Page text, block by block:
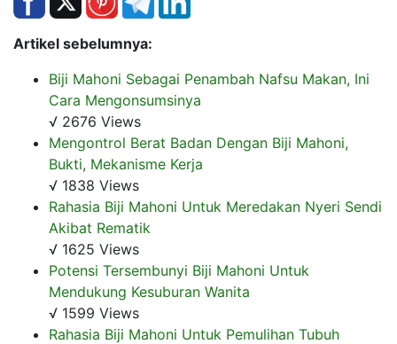
Artikel sebelumnya:
Biji Mahoni Sebagai Penambah Nafsu Makan, Ini
Cara Mengonsumsinya
√ 2676 Views
Mengontrol Berat Badan Dengan Biji Mahoni,
Bukti, Mekanisme Kerja
√ 1838 Views
Rahasia Biji Mahoni Untuk Meredakan Nyeri Sendi
Akibat Rematik
√ 1625 Views
Potensi Tersembunyi Biji Mahoni Untuk
Mendukung Kesuburan Wanita
√ 1599 Views
Rahasia Biji Mahoni Untuk Pemulihan Tubuh